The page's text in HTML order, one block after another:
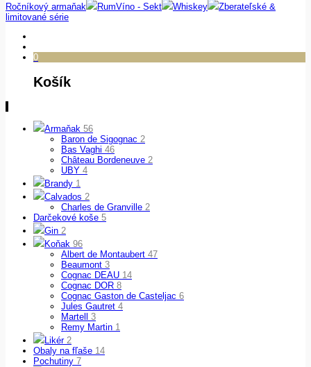
Ročníkový armaňak
RumVíno - Sekt Whiskey
Zberateľské &
limitované série
0
Košík
Armaňak 56
Baron de Sigognac 2
Bas Vaghi 46
Château Bordeneuve 2
UBY 4
Brandy 1
Calvados 2
Charles de Granville 2
Darčekové koše 5
Gin 2
Koňak 96
Albert de Montaubert 47
Beaumont 3
Cognac DEAU 14
Cognac DOR 8
Cognac Gaston de Casteljac 6
Jules Gautret 4
Martell 3
Remy Martin 1
Likér 2
Obaly na fľaše 14
Pochutiny 7